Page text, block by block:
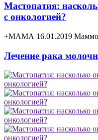
Мастопатия:
с онкологией?
+МАМА 16.01.2019
Лечение рака